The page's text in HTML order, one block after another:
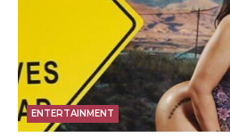
ENTERTAINMENT